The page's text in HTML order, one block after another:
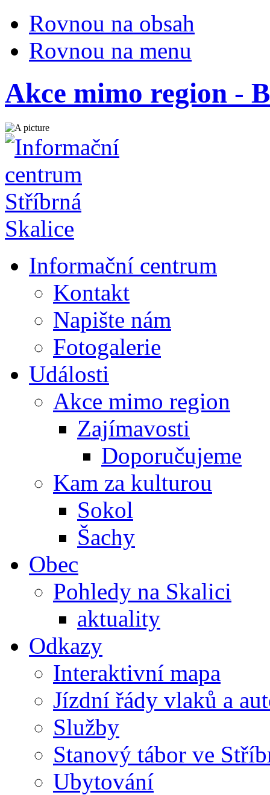
Rovnou na obsah
Rovnou na menu
Akce mimo region -
Informační centrum
Kontakt
Napište nám
Fotogalerie
Události
Akce mimo region
Zajímavosti
Doporučujeme
Kam za kulturou
Sokol
Šachy
Obec
Pohledy na Skalici
aktuality
Odkazy
Interaktivní mapa
Jízdní řády vlaků a
Služby
Stanový tábor ve
Ubytování